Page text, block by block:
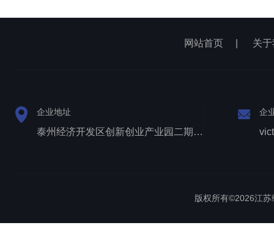
网站首页 关
企业地址
泰州经济开发区创新创业产业园二期1号厂房西侧三层
企
版权所有©2026江